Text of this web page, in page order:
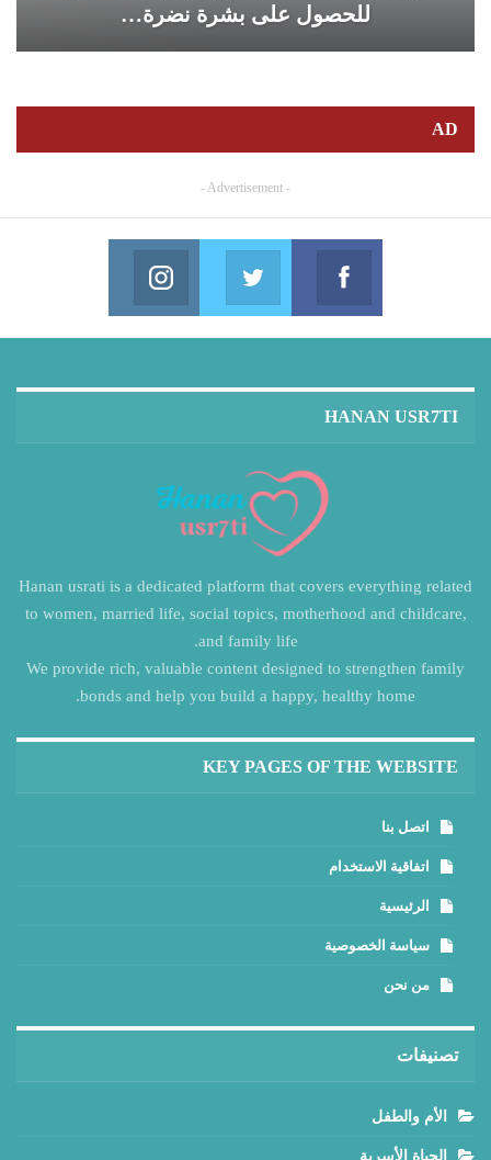
للحصول على بشرة نضرة…
AD
- Advertisement -
Facebook
Join us on Facebook
Twitter
Join us on Twitter
HANAN USR7TI
Hanan usrati is a dedicated platform that covers everything related
to women, married life, social topics, motherhood and childcare,
and family life.
We provide rich, valuable content designed to strengthen family
bonds and help you build a happy, healthy home.
KEY PAGES OF THE WEBSITE
اتصل بنا
اتفاقية الاستخدام
الرئيسية
سياسة الخصوصية
من نحن
تصنيفات
الأم والطفل
الحياة الأسرية